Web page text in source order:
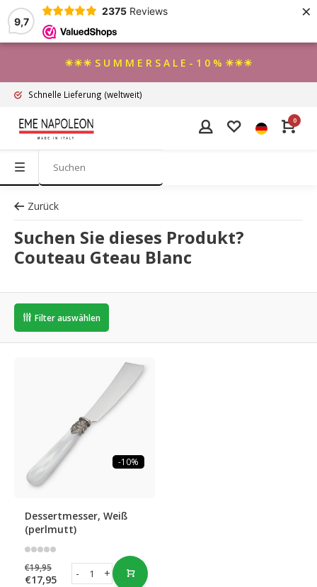
9,7
2375 Reviews ×
☀☀☀ S U M M E R S A L E - 1 0 % ☀☀☀
Schnelle Lieferung (weltweit)
0
Zurück
Suchen Sie dieses Produkt?
Couteau Gteau Blanc
Filter auswählen
-10%
Dessertmesser, Weiß
(perlmutt)
€19,95
€17,95 +
-